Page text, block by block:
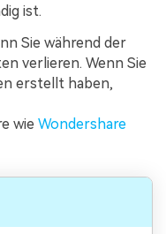
ist.
Sie während der
verlieren. Wenn Sie
erstellt haben,
wie Wondershare